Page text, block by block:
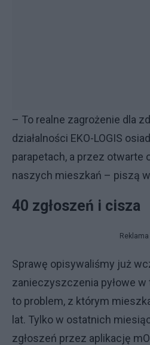
– To realne zagrożenie dla
działalności EKO-LOGIS
parapetach, a przez otwarte
naszych mieszkań – piszą
40 zgłoszeń i cisza
Reklama
Sprawę opisywaliśmy już
zanieczyszczenia pyłowe w
to problem, z którym
lat. Tylko w ostatnich
zgłoszeń przez aplikację